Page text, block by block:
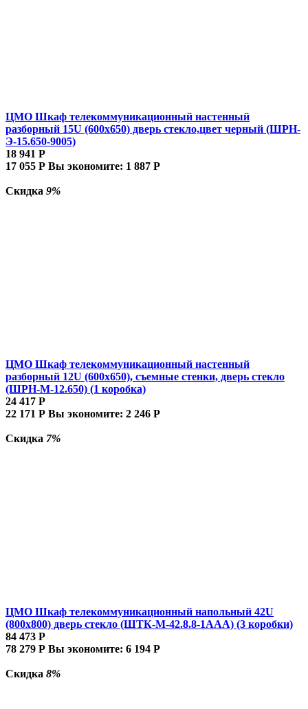
ЦМО Шкаф телекоммуникационный настенный
разборный 15U (600х650) дверь стекло,цвет черный (ШРН-
Э-15.650-9005)
18 941 Р
17 055 Р Вы экономите: 1 887 Р
Скидка 9%
ЦМО Шкаф телекоммуникационный настенный
разборный 12U (600х650), съемные стенки, дверь стекло
(ШРН-М-12.650) (1 коробка)
24 417 Р
22 171 Р Вы экономите: 2 246 Р
Скидка 7%
ЦМО Шкаф телекоммуникационный напольный 42U
(800x800) дверь стекло (ШТК-М-42.8.8-1ААА) (3 коробки)
84 473 Р
78 279 Р Вы экономите: 6 194 Р
Скидка 8%